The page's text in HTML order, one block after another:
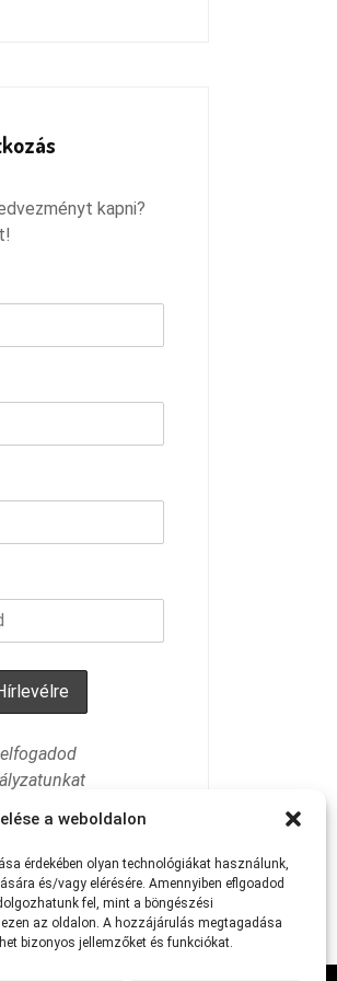
a weboldalon
érdekében olyan technológiákat használunk,
és/vagy elérésére. Amennyiben eflgoadod
fel, mint a böngészési
ezen az oldalon. A hozzájárulás megtagadása
bizonyos jellemzőket ésfunkciókat.
kapni?